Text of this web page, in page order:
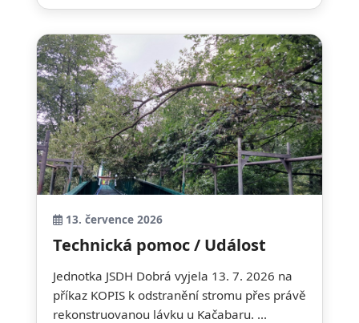
13. července 2026
Technická pomoc / Událost
Jednotka JSDH Dobrá vyjela 13. 7. 2026 na
příkaz KOPIS k odstranění stromu přes právě
rekonstruovanou lávku u Kačabaru. ...